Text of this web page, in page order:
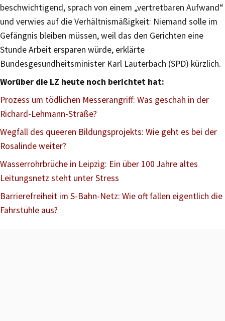
beschwichtigend, sprach von einem „vertretbaren Aufwand“
und verwies auf die Verhältnismäßigkeit: Niemand solle im
Gefängnis bleiben müssen, weil das den Gerichten eine
Stunde Arbeit ersparen würde, erklärte
Bundesgesundheitsminister Karl Lauterbach (SPD) kürzlich.
Worüber die LZ heute noch berichtet hat:
Prozess um tödlichen Messerangriff: Was geschah in der
Richard-Lehmann-Straße?
Wegfall des queeren Bildungsprojekts: Wie geht es bei der
Rosalinde weiter?
Wasserrohrbrüche in Leipzig: Ein über 100 Jahre altes
Leitungsnetz steht unter Stress
Barrierefreiheit im S-Bahn-Netz: Wie oft fallen eigentlich die
Fahrstühle aus?